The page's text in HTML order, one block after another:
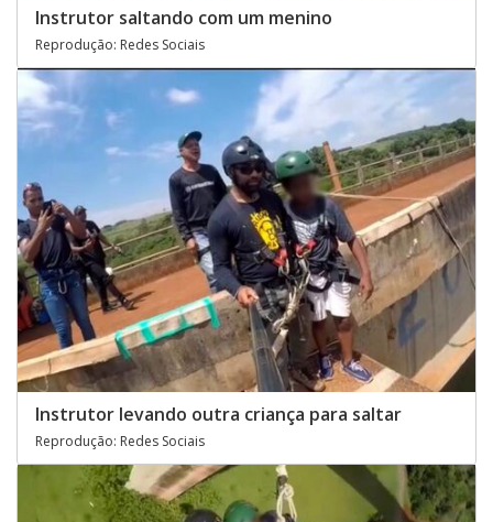
Instrutor saltando com um menino
Reprodução: Redes Sociais
Instrutor levando outra criança para saltar
Reprodução: Redes Sociais